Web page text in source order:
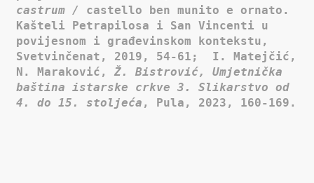
castrum / castello ben munito e ornato.
Kašteli Petrapilosa i San Vincenti u
povijesnom i građevinskom kontekstu,
Svetvinčenat, 2019, 54-61; I. Matejčić,
N. Maraković, Ž. Bistrović, Umjetnička
baština istarske crkve 3. Slikarstvo od
4. do 15. stoljeća , Pula, 2023, 160-169.